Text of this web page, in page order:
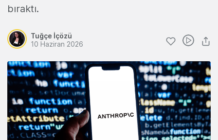
bıraktı.
Tuğçe İçözü
10 Haziran 2026